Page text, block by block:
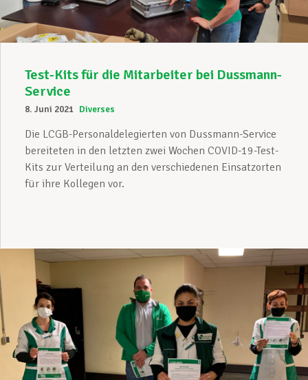
Test-Kits für die Mitarbeiter bei Dussmann-
Service
8. Juni 2021 Diverses
Die LCGB-Personaldelegierten von Dussmann-Service
bereiteten in den letzten zwei Wochen COVID-19-Test-
Kits zur Verteilung an den verschiedenen Einsatzorten
für ihre Kollegen vor.